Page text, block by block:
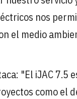
nos
el medio
"El iJAC 7.5
como el